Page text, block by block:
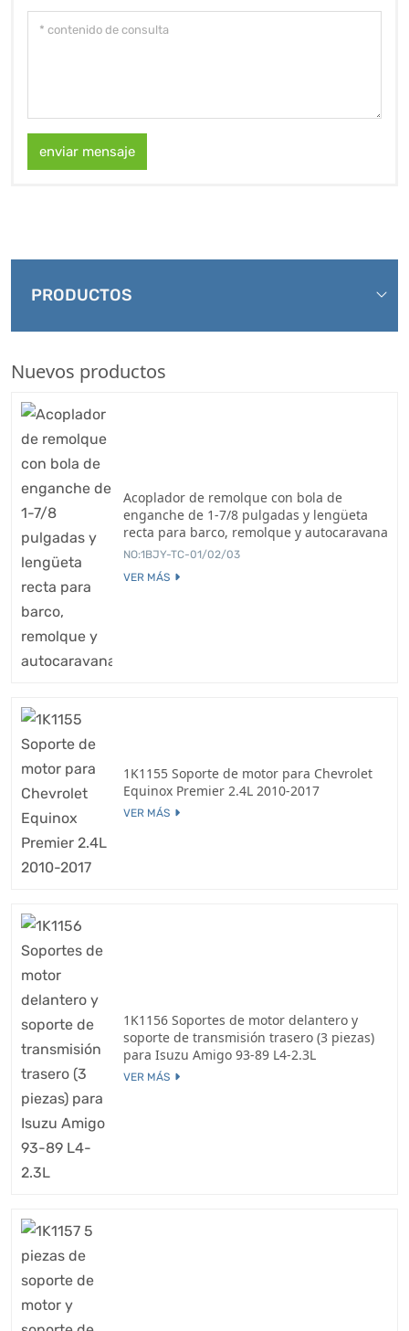
enviar mensaje
PRODUCTOS
Nuevos productos
Acoplador de remolque con bola de
enganche de 1-7/8 pulgadas y lengüeta
recta para barco, remolque y autocaravana
NO:1BJY-TC-01/02/03
VER MÁS
1K1155 Soporte de motor para Chevrolet
Equinox Premier 2.4L 2010-2017
VER MÁS
1K1156 Soportes de motor delantero y
soporte de transmisión trasero (3 piezas)
para Isuzu Amigo 93-89 L4-2.3L
VER MÁS